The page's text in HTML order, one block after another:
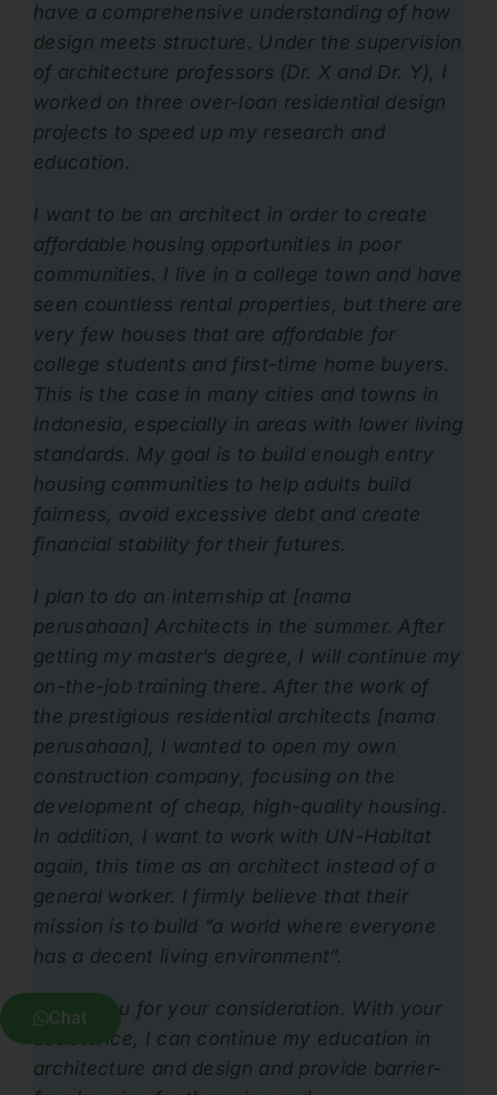
have a comprehensive understanding of how
design meets structure. Under the supervision
of architecture professors (Dr. X and Dr. Y), I
worked on three over-loan residential design
projects to speed up my research and
education.
I want to be an architect in order to create
affordable housing opportunities in poor
communities. I live in a college town and have
seen countless rental properties, but there are
very few houses that are affordable for
college students and first-time home buyers.
This is the case in many cities and towns in
Indonesia, especially in areas with lower living
standards. My goal is to build enough entry
housing communities to help adults build
fairness, avoid excessive debt and create
financial stability for their futures.
I plan to do an internship at [nama
perusahaan] Architects in the summer. After
getting my master’s degree, I will continue my
on-the-job training there. After the work of
the prestigious residential architects [nama
perusahaan], I wanted to open my own
construction company, focusing on the
development of cheap, high-quality housing.
In addition, I want to work with UN-Habitat
again, this time as an architect instead of a
general worker. I firmly believe that their
mission is to build “a world where everyone
has a decent living environment”.
Thank you for your consideration. With your
assistance, I can continue my education in
architecture and design and provide barrier-
Chat